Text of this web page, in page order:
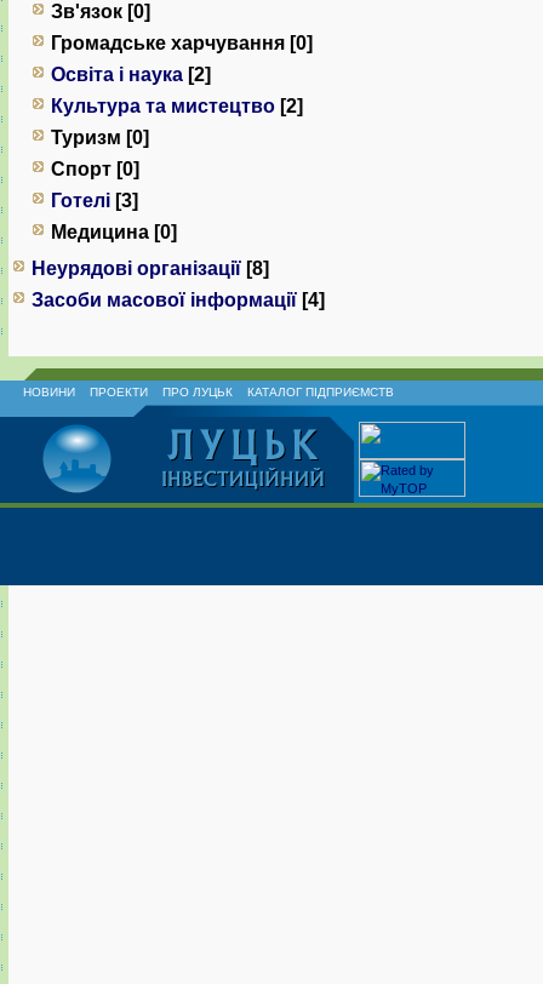
Зв'язок [0]
Громадське харчування [0]
Освіта і наука [2]
Культура та мистецтво [2]
Туризм [0]
Спорт [0]
Готелі [3]
Медицина [0]
Неурядові організації [8]
Засоби масової інформації [4]
НОВИНИ ПРОЕКТИ ПРО ЛУЦЬК КАТАЛОГ ПІДПРИЄМСТВ